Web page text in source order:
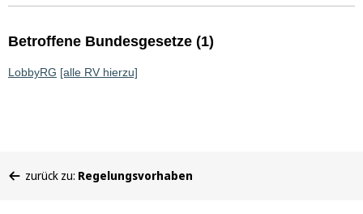
Betroffene Bundesgesetze (1)
LobbyRG [alle RV hierzu]
befinden
zurück zu: Regelungsvorhaben